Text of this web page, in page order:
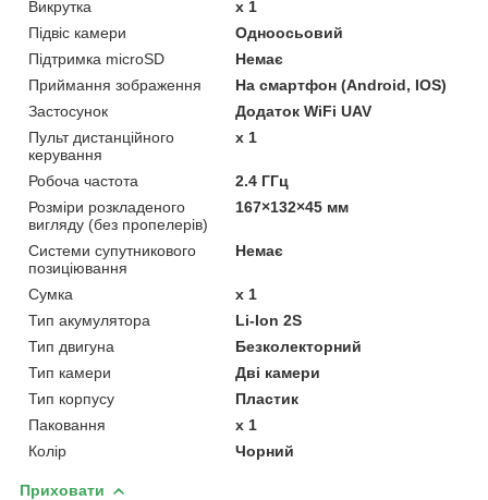
Викрутка
х 1
Підвіс камери
Одноосьовий
Підтримка microSD
Немає
Приймання зображення
На смартфон (Android, IOS)
Застосунок
Додаток WiFi UAV
Пульт дистанційного
керування
х 1
Робоча частота
2.4 ГГц
Розміри розкладеного
вигляду (без пропелерів)
167×132×45 мм
Системи супутникового
позиціювання
Немає
Сумка
х 1
Тип акумулятора
Li-Ion 2S
Тип двигуна
Безколекторний
Тип камери
Дві камери
Тип корпусу
Пластик
Паковання
х 1
Колір
Чорний
Приховати